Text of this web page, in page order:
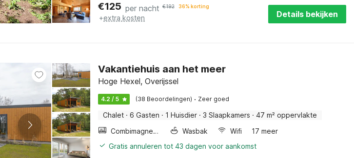
€125 per nacht €192 36% korting
+extra kosten Details bekijken
Vakantiehuis aan het meer
Hoge Hexel, Overijssel
4.2 / 5 (38 Beoordelingen) · Zeer goed
Chalet · 6 Gasten · 1 Huisdier · 3 Slaapkamers · 47 m² oppervlakte
Combimagnetron
Wasbak Wifi
17 meer
Gratis annuleren tot 43 dagen voor aankomst